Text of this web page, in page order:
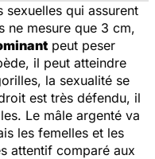
sexuelles qui assurent
ne mesure que 3 cm,
peut peser
il peut atteindre
la sexualité se
est très défendu, il
Le mâle argenté va
les femelles et les
attentif comparé aux